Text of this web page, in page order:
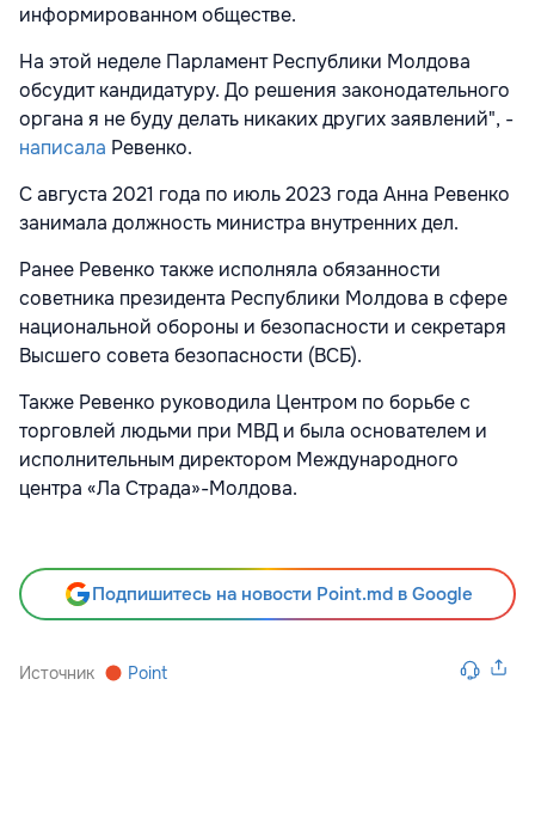
информированном обществе.
На этой неделе Парламент Республики Молдова
обсудит кандидатуру. До решения законодательного
органа я не буду делать никаких других заявлений", -
написала Ревенко.
С августа 2021 года по июль 2023 года Анна Ревенко
занимала должность министра внутренних дел.
Ранее Ревенко также исполняла обязанности
советника президента Республики Молдова в сфере
национальной обороны и безопасности и секретаря
Высшего совета безопасности (ВСБ).
Также Ревенко руководила Центром по борьбе с
торговлей людьми при МВД и была основателем и
исполнительным директором Международного
центра «Ла Страда»-Молдова.
Подпишитесь на новости Point.md в Google
Источник Point